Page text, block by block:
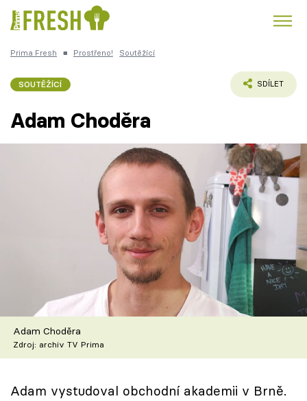
Česká kuchyně
TV Program
Škola vaření
Recepty z TV
Speciál: Cuketa
Prima Fresh ■ Prostřeno! Soutěžící
SOUTĚŽÍCÍ SDÍLET
Adam Choděra
Adam Choděra
Zdroj: archiv TV Prima
Adam vystudoval obchodní akademii v Brně.